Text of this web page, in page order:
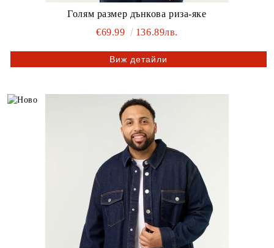
Голям размер дънкова риза-яке
€69.99
136.89лв.
Виж детайли